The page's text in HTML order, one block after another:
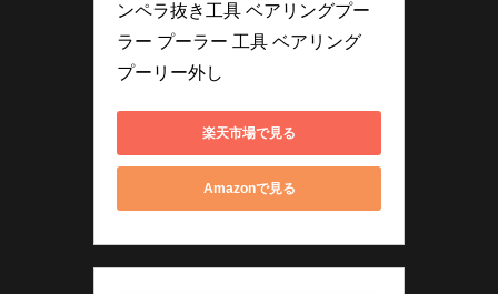
ンペラ抜き工具 ベアリングプー
ラー プーラー 工具 ベアリング
プーリー外し
楽天市場で見る
Amazonで見る